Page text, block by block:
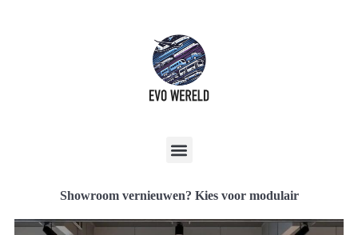
Showroom vernieuwen? Kies voor modulair